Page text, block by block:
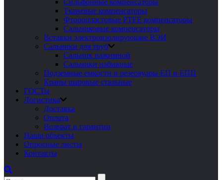
Сильфонные компенсаторы
Тканевые компенсаторы
Фторопластовые PTFE компенсаторы
Сальниковые компенсаторы
Вставки электроизолирующие ВЭИ
Сальники для труб
Сальник нажимной
Сальники набивные
Подземные емкости и резервуары ЕП и ЕПП
Краны шаровые стальные
ГОСТы
Логистика
Доставка
Оплата
Возврат и гарантии
Наши объекты
Опросные листы
Контакты